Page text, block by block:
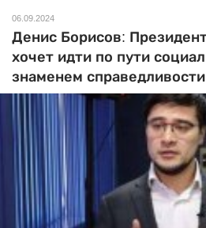
06.09.2024
Денис Борисов:
хочет идти по пути
знаменем справедливости